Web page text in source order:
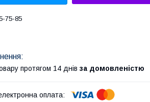
75-85
протягом 14 днів за домовленістю